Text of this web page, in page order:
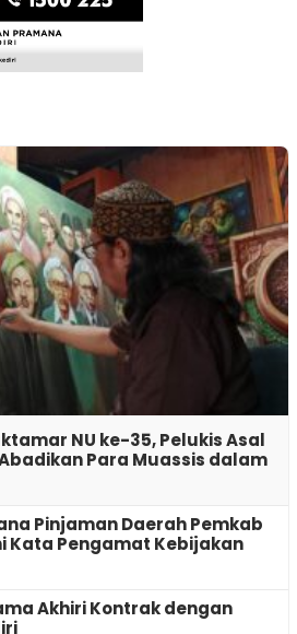
NU ke-35, Pelukis Asal
Para Muassis dalam
Pinjaman Daerah Pemkab
Kata Pengamat Kebijakan
Akhiri Kontrak dengan